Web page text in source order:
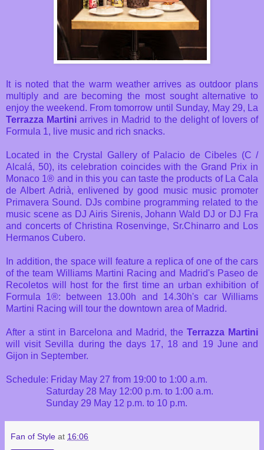
It is noted that the warm weather arrives as outdoor plans
multiply and are becoming the most sought alternative to
enjoy the weekend. From tomorrow until Sunday, May 29, La
Terrazza Martini arrives in Madrid to the delight of lovers of
Formula 1, live music and rich snacks.
Located in the Crystal Gallery of Palacio de Cibeles (C /
Alcalá, 50), its celebration coincides with the Grand Prix in
Monaco 1® and in this you can taste the products of La Cala
de Albert Adrià, enlivened by good music music promoter
Primavera Sound. DJs combine programming related to the
music scene as DJ Airis Sirenis, Johann Wald DJ or DJ Fra
and concerts of Christina Rosenvinge, Sr.Chinarro and Los
Hermanos Cubero.
In addition, the space will feature a replica of one of the cars
of the team Williams Martini Racing and Madrid's Paseo de
Recoletos will host for the first time an urban exhibition of
Formula 1®: between 13.00h and 14.30h's car Williams
Martini Racing will tour the downtown area of ​​Madrid.
After a stint in Barcelona and Madrid, the Terrazza Martini
will visit Sevilla during the days 17, 18 and 19 June and
Gijon in September.
Schedule: Friday May 27 from 19:00 to 1:00 a.m.
Saturday 28 May 12:00 p.m. to 1:00 a.m.
Sunday 29 May 12 p.m. to 10 p.m.
Fan of Style at 16:06